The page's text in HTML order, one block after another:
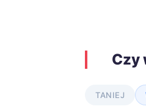
Czy
TANIEJ